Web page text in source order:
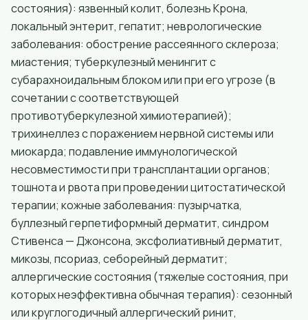
состояния): язвенный колит, болезнь Крона,
локальный энтерит, гепатит; неврологические
заболевания: обострение рассеянного склероза;
миастения; туберкулезный менингит с
субарахноидальным блоком или при его угрозе (в
сочетании с соответствующей
противотуберкулезной химиотерапией);
трихинеллез с поражением нервной системы или
миокарда; подавление иммунологической
несовместимости при трансплантации органов;
тошнота и рвота при проведении цитостатической
терапии; кожные заболевания: пузырчатка,
буллезный герпетиформный дерматит, синдром
Стивенса — Джонсона, эксфолиативный дерматит,
микозы, псориаз, себорейный дерматит;
аллергические состояния (тяжелые состояния, при
которых неэффективна обычная терапия): сезонный
или круглогодичный аллергический ринит,